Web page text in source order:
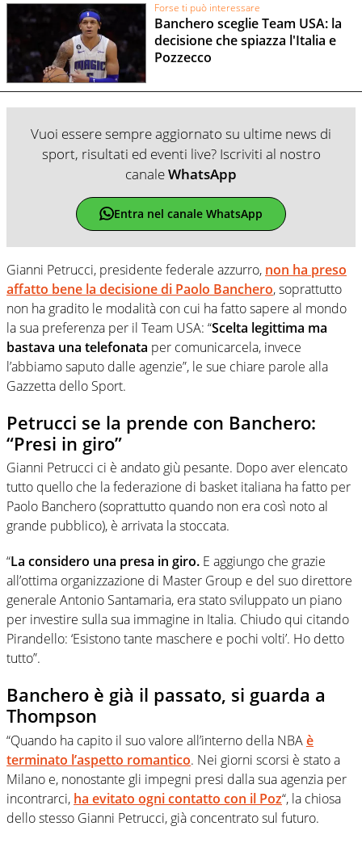
Forse ti può interessare
Banchero sceglie Team USA: la
decisione che spiazza l'Italia e
Pozzecco
Vuoi essere sempre aggiornato su ultime news di
sport, risultati ed eventi live? Iscriviti al nostro
canaleWhatsApp
Entra nel canale WhatsApp
Gianni Petrucci, presidente federale azzurro, non ha preso
affatto bene la decisione di Paolo Banchero, soprattutto
non ha gradito le modalità con cui ha fatto sapere al mondo
la sua preferenza per il Team USA: “Scelta legittima ma
bastava una telefonata per comunicarcela, invece
l’abbiamo saputo dalle agenzie”, le sue chiare parole alla
Gazzetta dello Sport.
Petrucci se la prende con Banchero:
“Presi in giro”
Gianni Petrucci ci è andato giù pesante. Dopo aver elencato
tutto quello che la federazione di basket italiana ha fatto per
Paolo Banchero (soprattutto quando non era così noto al
grande pubblico), è arrivata la stoccata.
“La considero una presa in giro. E aggiungo che grazie
all’ottima organizzazione di Master Group e del suo direttore
generale Antonio Santamaria, era stato sviluppato un piano
per investire sulla sua immagine in Italia. Chiudo qui citando
Pirandello: ‘Esistono tante maschere e pochi volti’. Ho detto
tutto”.
Banchero è già il passato, si guarda a
Thompson
“Quando ha capito il suo valore all’interno della NBAè
terminato l’aspetto romantico. Nei giorni scorsi è stato a
Milano e, nonostante gli impegni presi dalla sua agenzia per
incontrarci, ha evitato ogni contatto con il Poz“, la chiosa
dello stesso Gianni Petrucci, già concentrato sul futuro.